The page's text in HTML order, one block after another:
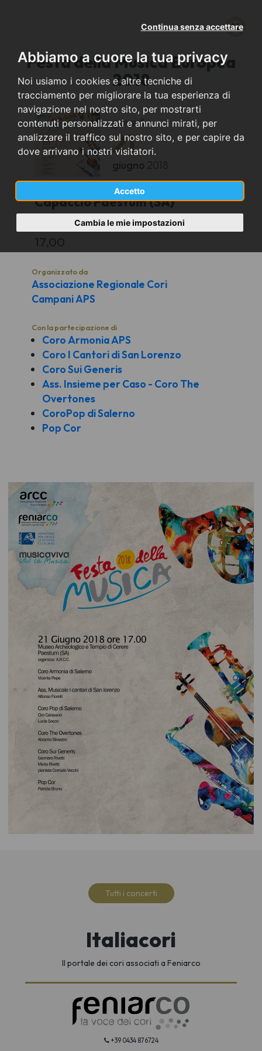
Abbiamo a cuore la tua privacy
Noi usiamo i cookies e altre tecniche di
tracciamento per migliorare la tua esperienza di
navigazione nel nostro sito, per mostrarti
contenuti personalizzati e annunci mirati, per
analizzare il traffico sul nostro sito, e per capire da
dove arrivano i nostri visitatori.
Accetto
Continua senza accettare
Cambia le mie impostazioni
Festa della Musica Europea
2018
giovedì
21
giugno 2018
Capaccio Paestum (SA)
Museo Archeologico e Tempio di Cerere
17,00
Organizzato da
Associazione Regionale Cori
Campani APS
Con la partecipazione di
Coro Armonia APS
Coro I Cantori di San Lorenzo
Coro Sui Generis
Ass. Insieme per Caso - Coro The
Overtones
CoroPop di Salerno
Pop Cor
Tutti i concerti
Italiacori
Il portale dei cori associati a Feniarco
+39 0434 876724